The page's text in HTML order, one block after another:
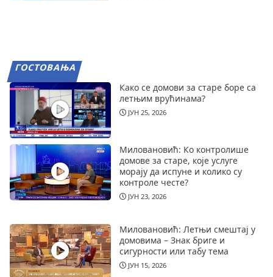
ГОСТОВАЊА
Како се домови за старе боре са
летњим врућинама?
ЈУН 25, 2026
Миловановић: Ко контролише
домове за старе, које услуге
морају да испуне и колико су
контроле честе?
ЈУН 23, 2026
Миловановић: Летњи смештај у
домовима – Знак бриге и
сигурности или табу тема
ЈУН 15, 2026